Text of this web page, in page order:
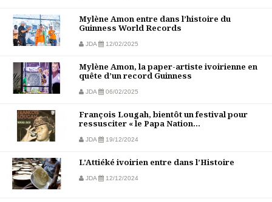
Mylène Amon entre dans l’histoire du
Guinness World Records
JDA 12/02/2025
Mylène Amon, la paper-artiste ivoirienne en
quête d’un record Guinness
JDA 06/02/2025
François Lougah, bientôt un festival pour
ressusciter « le Papa Nation...
JDA 19/12/2024
L’Attiéké ivoirien entre dans l’Histoire
JDA 12/12/2024